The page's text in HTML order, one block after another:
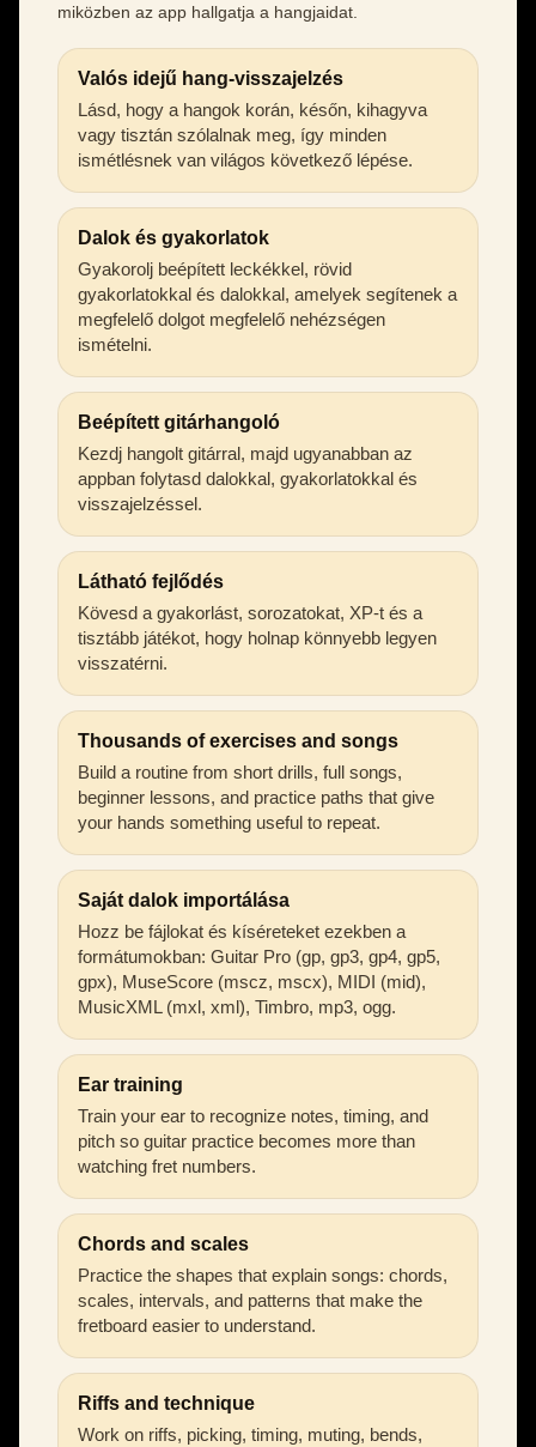
miközben az app hallgatja a hangjaidat.
Valós idejű hang-visszajelzés
Lásd, hogy a hangok korán, későn, kihagyva
vagy tisztán szólalnak meg, így minden
ismétlésnek van világos következő lépése.
Dalok és gyakorlatok
Gyakorolj beépített leckékkel, rövid
gyakorlatokkal és dalokkal, amelyek segítenek a
megfelelő dolgot megfelelő nehézségen
ismételni.
Beépített gitárhangoló
Kezdj hangolt gitárral, majd ugyanabban az
appban folytasd dalokkal, gyakorlatokkal és
visszajelzéssel.
Látható fejlődés
Kövesd a gyakorlást, sorozatokat, XP-t és a
tisztább játékot, hogy holnap könnyebb legyen
visszatérni.
Thousands of exercises and songs
Build a routine from short drills, full songs,
beginner lessons, and practice paths that give
your hands something useful to repeat.
Saját dalok importálása
Hozz be fájlokat és kíséreteket ezekben a
formátumokban: Guitar Pro (gp, gp3, gp4, gp5,
gpx), MuseScore (mscz, mscx), MIDI (mid),
MusicXML (mxl, xml), Timbro, mp3, ogg.
Ear training
Train your ear to recognize notes, timing, and
pitch so guitar practice becomes more than
watching fret numbers.
Chords and scales
Practice the shapes that explain songs: chords,
scales, intervals, and patterns that make the
fretboard easier to understand.
Riffs and technique
Work on riffs, picking, timing, muting, bends,